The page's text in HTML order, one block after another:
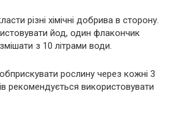
різні хімічні добрива в сторону.
йод, один флакончик
з 10 літрами води.
рослину через кожні 3
рекомендується використовувати